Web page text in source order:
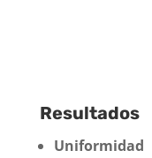
Resultados